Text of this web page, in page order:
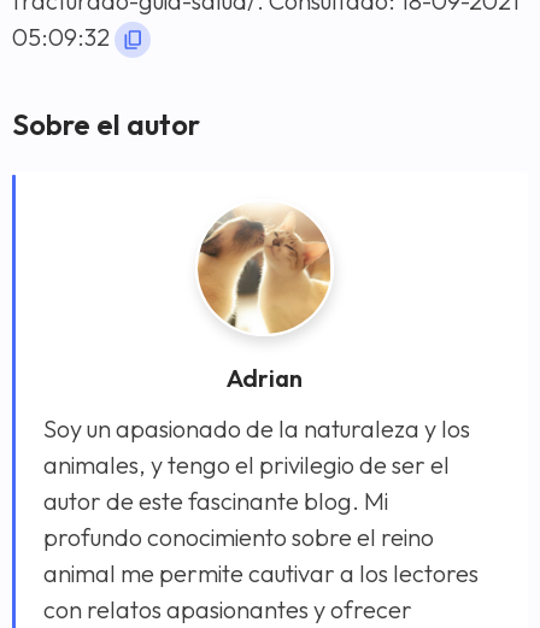
05:09:32
Sobre el autor
Adrian
Soy un apasionado de la naturaleza y los
animales, y tengo el privilegio de ser el
autor de este fascinante blog. Mi
profundo conocimiento sobre el reino
animal me permite cautivar a los lectores
con relatos apasionantes y ofrecer